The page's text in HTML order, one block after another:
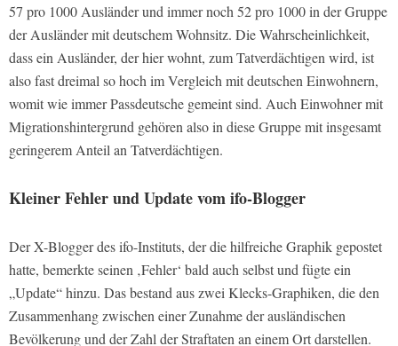
57 pro 1000 Ausländer und immer noch 52 pro 1000 in der Gruppe
der Ausländer mit deutschem Wohnsitz. Die Wahrscheinlichkeit,
dass ein Ausländer, der hier wohnt, zum Tatverdächtigen wird, ist
also fast dreimal so hoch im Vergleich mit deutschen Einwohnern,
womit wie immer Passdeutsche gemeint sind. Auch Einwohner mit
Migrationshintergrund gehören also in diese Gruppe mit insgesamt
geringerem Anteil an Tatverdächtigen.
Kleiner Fehler und Update vom ifo-Blogger
Der X-Blogger des ifo-Instituts, der die hilfreiche Graphik gepostet
hatte, bemerkte seinen ‚Fehler‘ bald auch selbst und fügte ein
„Update“ hinzu. Das bestand aus zwei Klecks-Graphiken, die den
Zusammenhang zwischen einer Zunahme der ausländischen
Bevölkerung und der Zahl der Straftaten an einem Ort darstellen.